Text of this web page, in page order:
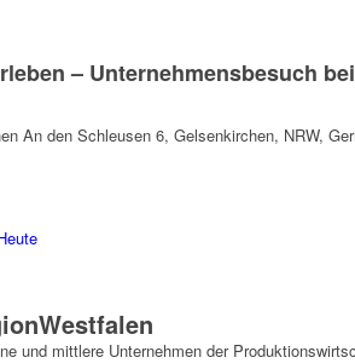
– Unternehmensbesuch
An den Schleusen 6, Gelsenkirchen, NRW,
und mittlere Unternehmen der